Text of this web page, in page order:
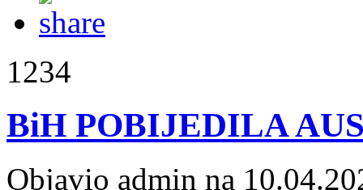
1234
BiH POBIJEDILA
Objavio admin na